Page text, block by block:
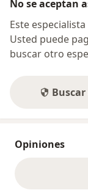
No se aceptan
Este
Usted puede
buscar otro
Opiniones